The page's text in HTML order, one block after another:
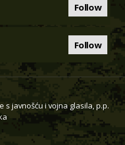
Follow
Follow
s javnošću i vojna glasila, p.p.